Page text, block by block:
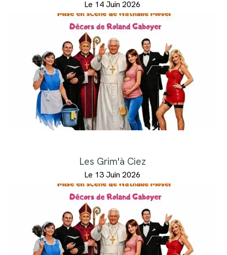
Le 14 Juin 2026
Les Grim'à Ciez
Le 13 Juin 2026